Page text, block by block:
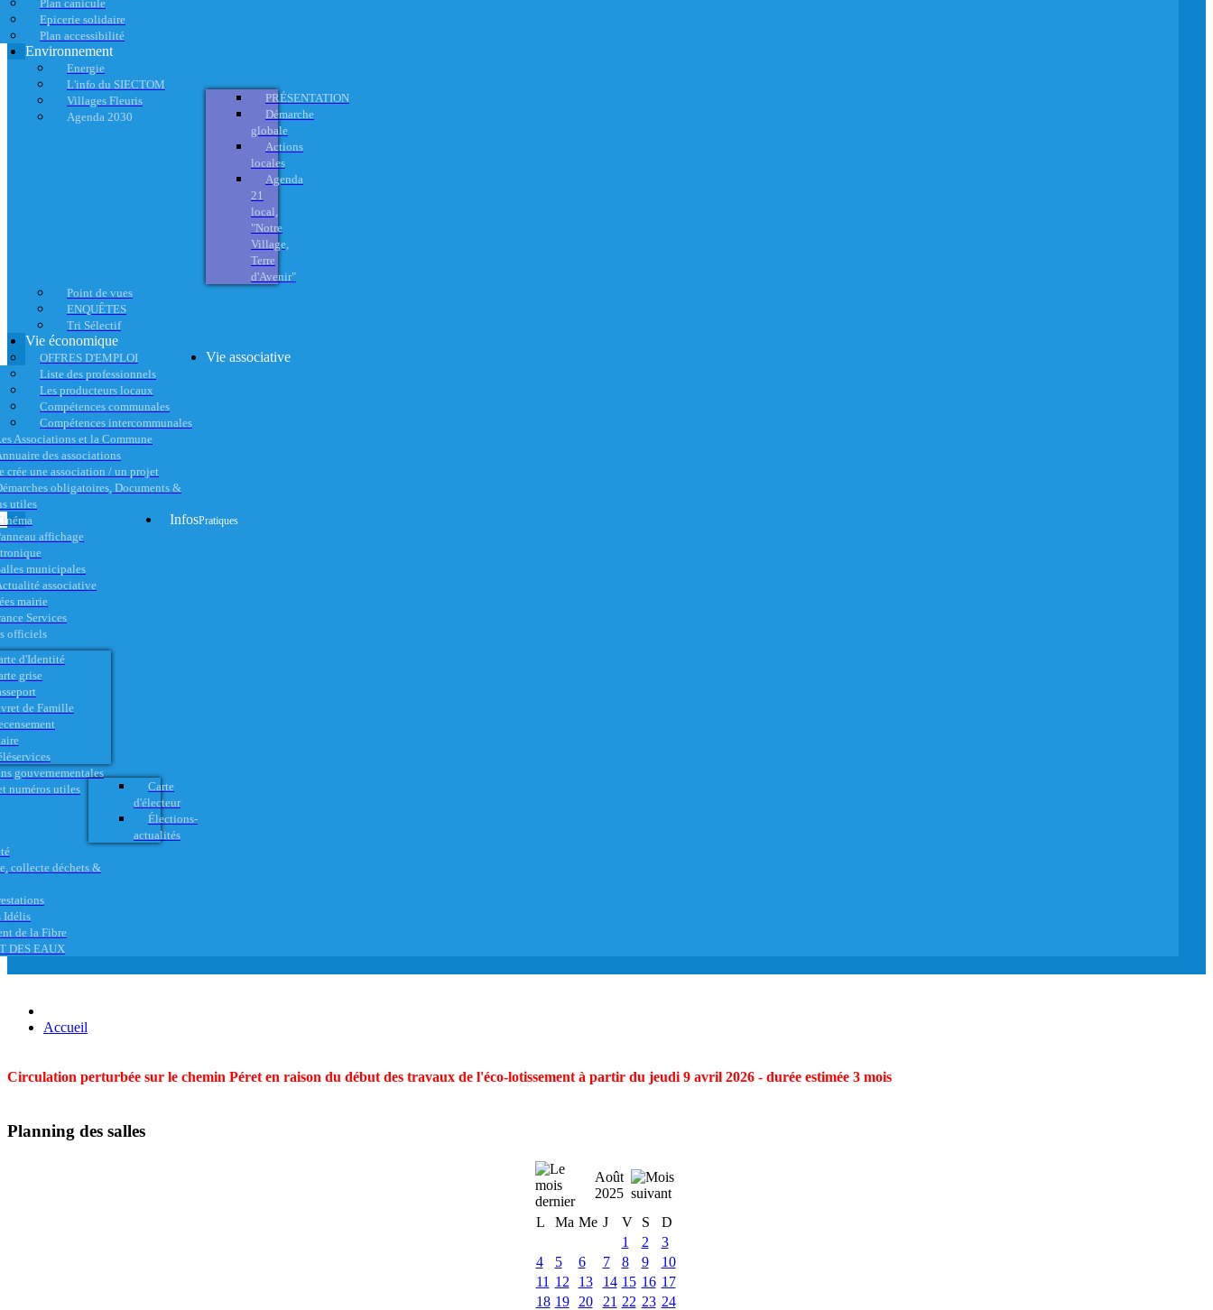
Plan canicule
Epicerie solidaire
Plan accessibilité
Environnement
Energie
L'info du SIECTOM
Villages Fleuris
Agenda 2030
PRÉSENTATION
Démarche
globale
Actions
locales
Agenda
21
local,
"Notre
Village,
Terre
d'Avenir"
Point de vues
ENQUÊTES
Tri Sélectif
Vie économique
OFFRES D'EMPLOI
Liste des professionnels
Les producteurs locaux
Compétences communales
Compétences intercommunales
Vie associative
Associations et la Commune
des associations
crée une association / un projet
obligatoires, Documents &
utiles
affichage
municipales
associative
InfosPratiques
mairie
Services
officiels
d'Identité
grise
de Famille
gouvernementales
numéros utiles
Carte
d'électeur
Élections-
actualités
collecte déchets &
Idélis
de la Fibre
DES EAUX
Accueil
Circulation perturbée sur le chemin Péret en raison du début des travaux de l'éco-lotissement à partir du jeudi 9 avril 2026 - durée estimée 3 mois
Planning des salles
Août
2025
L
Ma Me J V S
D
1
2
3
4
5 6 7 8 9
10
11 12 13 14 15 16 17
18 19 20 21 22 23 24